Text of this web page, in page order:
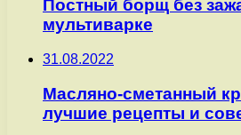
Постный борщ без
мультиварке
31.08.2022
Масляно-сметанный
лучшие рецепты и